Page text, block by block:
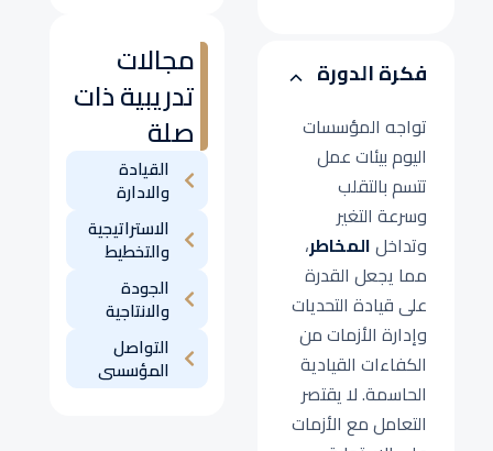
مجالات
تدريبية ذات
صلة
القيادة
والادارة
الاستراتيجية
والتخطيط
الجودة
والانتاجية
التواصل
المؤسسى
فكرة الدورة
تواجه المؤسسات
اليوم بيئات عمل
تتسم بالتقلب
وسرعة التغير
وتداخلالمخاطر،
مما يجعل القدرة
على قيادة التحديات
وإدارة الأزمات من
الكفاءات القيادية
الحاسمة. لا يقتصر
التعامل مع الأزمات